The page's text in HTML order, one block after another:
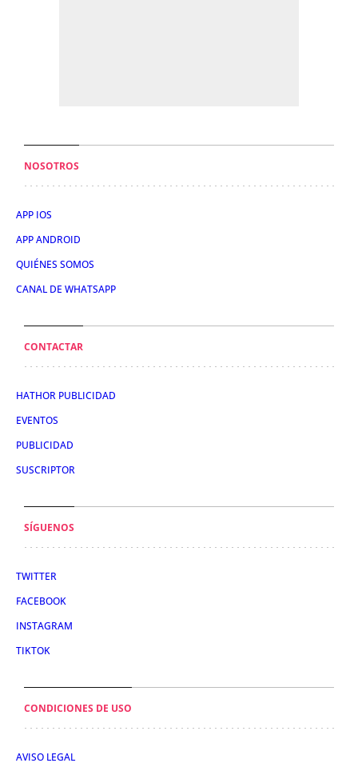
NOSOTROS
APP IOS
APP ANDROID
QUIÉNES SOMOS
CANAL DE WHATSAPP
CONTACTAR
HATHOR PUBLICIDAD
EVENTOS
PUBLICIDAD
SUSCRIPTOR
SÍGUENOS
TWITTER
FACEBOOK
INSTAGRAM
TIKTOK
CONDICIONES DE USO
AVISO LEGAL